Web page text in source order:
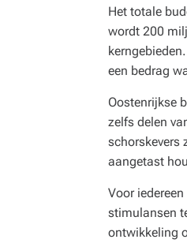
Het totale
wordt 200
kerngebieden.
een bedrag
Oostenrijkse
zelfs delen
schorskevers
aangetast
Voor
stimulansen
ontwikkeling